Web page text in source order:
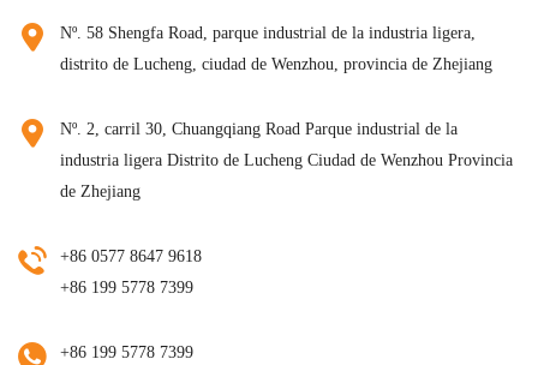
Sustenibilidad
Blogs
Sobre nosotros
Nº. 58 Shengfa Road, parque industrial de la industria ligera,
distrito de Lucheng, ciudad de Wenzhou, provincia de Zhejiang
Nº. 2, carril 30, Chuangqiang Road Parque industrial de la
industria ligera Distrito de Lucheng Ciudad de Wenzhou Provincia
de Zhejiang
+86 0577 8647 9618
+86 199 5778 7399
+86 199 5778 7399